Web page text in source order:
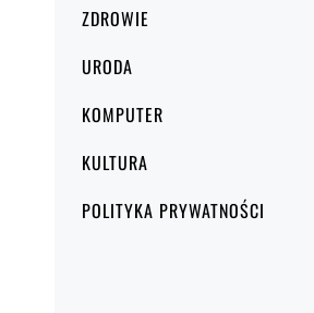
ZDROWIE
URODA
KOMPUTER
KULTURA
POLITYKA PRYWATNOŚCI